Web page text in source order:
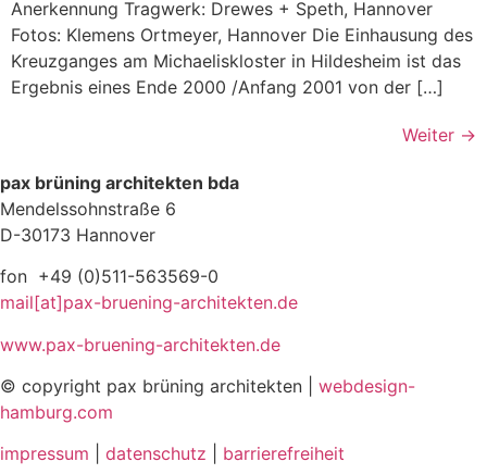
Anerkennung Tragwerk: Drewes + Speth, Hannover
Fotos: Klemens Ortmeyer, Hannover Die Einhausung des
Kreuzganges am Michaeliskloster in Hildesheim ist das
Ergebnis eines Ende 2000 /Anfang 2001 von der […]
Weiter →
pax brüning architekten bda
Mendelssohnstraße 6
D-30173 Hannover
fon +49 (0)511-563569-0
mail[at]pax-bruening-architekten.de
www.pax-bruening-architekten.de
© copyright pax brüning architekten |
webdesign-
hamburg.com
impressum
datenschutz
barrierefreiheit